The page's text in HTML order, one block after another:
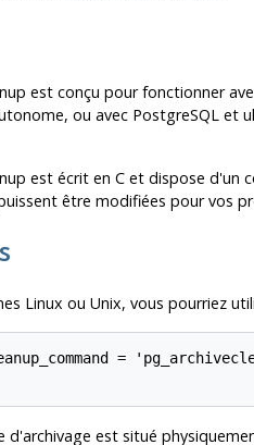
est conçu pour fonctionner
ou avec PostgreSQL et
est écrit en C et dispose d'un
être modifiées pour vos
Linux ou Unix, vous pourriez
=
d'archivage est situé